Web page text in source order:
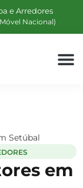
e Arredores
Nacional)
Setúbal
em